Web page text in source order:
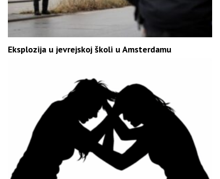
Eksplozija u jevrejskoj školi u Amsterdamu